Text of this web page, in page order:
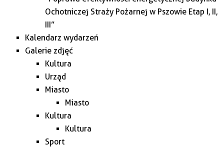
Ochotniczej Straży Pożarnej w Pszowie Etap I, II,
III”
Kalendarz wydarzeń
Galerie zdjęć
Kultura
Urząd
Miasto
Miasto
Kultura
Kultura
Sport